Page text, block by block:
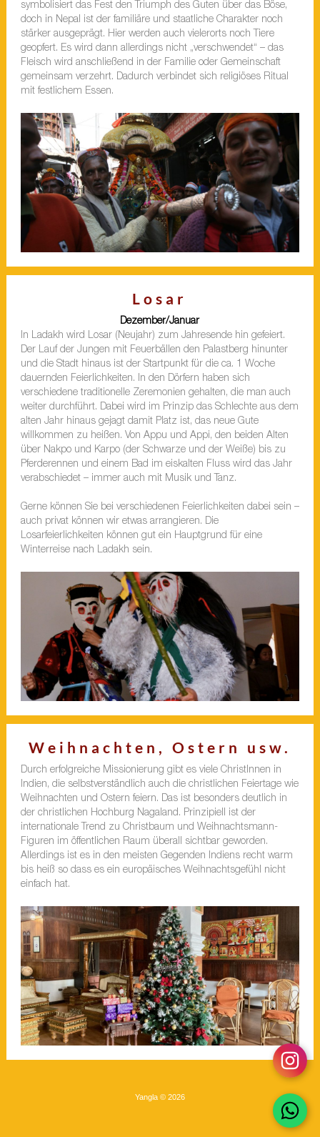
symbolisiert das Fest den Triumph des Guten über das Böse,
doch in Nepal ist der familiäre und staatliche Charakter noch
stärker ausgeprägt. Hier werden auch vielerorts noch Tiere
geopfert. Es wird dann allerdings nicht „verschwendet“ – das
Fleisch wird anschließend in der Familie oder Gemeinschaft
gemeinsam verzehrt. Dadurch verbindet sich religiöses Ritual
mit festlichem Essen.
Losar
Dezember/Januar
In Ladakh wird Losar (Neujahr) zum Jahresende hin gefeiert.
Der Lauf der Jungen mit Feuerbällen den Palastberg hinunter
und die Stadt hinaus ist der Startpunkt für die ca. 1 Woche
dauernden Feierlichkeiten. In den Dörfern haben sich
verschiedene traditionelle Zeremonien gehalten, die man auch
weiter durchführt. Dabei wird im Prinzip das Schlechte aus dem
alten Jahr hinaus gejagt damit Platz ist, das neue Gute
willkommen zu heißen. Von Appu und Appi, den beiden Alten
über Nakpo und Karpo (der Schwarze und der Weiße) bis zu
Pferderennen und einem Bad im eiskalten Fluss wird das Jahr
verabschiedet – immer auch mit Musik und Tanz.
Gerne können Sie bei verschiedenen Feierlichkeiten dabei sein –
auch privat können wir etwas arrangieren. Die
Losarfeierlichkeiten können gut ein Hauptgrund für eine
Winterreise nach Ladakh sein.
Weihnachten, Ostern usw.
Durch erfolgreiche Missionierung gibt es viele ChristInnen in
Indien, die selbstverständlich auch die christlichen Feiertage wie
Weihnachten und Ostern feiern. Das ist besonders deutlich in
der christlichen Hochburg Nagaland. Prinzipiell ist der
internationale Trend zu Christbaum und Weihnachtsmann-
Figuren im öffentlichen Raum überall sichtbar geworden.
Allerdings ist es in den meisten Gegenden Indiens recht warm
bis heiß so dass es ein europäisches Weihnachtsgefühl nicht
einfach hat.
Yangla © 2026